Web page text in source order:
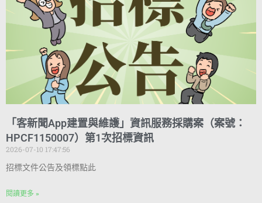
「客新聞App建置與維護」資訊服務採購案（案號：
HPCF1150007）第1次招標資訊
2026-07-10 17:47:56
招標文件公告及領標點此
閱讀更多 »